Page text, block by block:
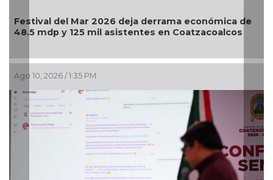
Festival del Mar 2026 deja derrama económica de
48.5 mdp y 125 mil asistentes en Coatzacoalcos
Ago 10, 2026 / 1:35 PM